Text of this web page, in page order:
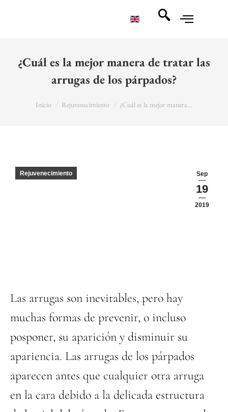
¿Cuál es la mejor manera de tratar las
arrugas de los párpados?
You are here:
Inicio Rejuvenecimiento ¿Cuál es la mejor manera…
Sep
19
2019
Rejuvenecimiento
Las arrugas son inevitables, pero hay
muchas formas de prevenir, o incluso
posponer, su aparición y disminuir su
apariencia. Las arrugas de los párpados
aparecen antes que cualquier otra arruga
en la cara debido a la delicada estructura